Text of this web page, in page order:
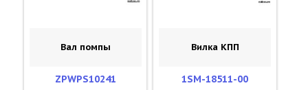
Вал помпы
ZPWPS10241
Вилка КПП
1SM-18511-00